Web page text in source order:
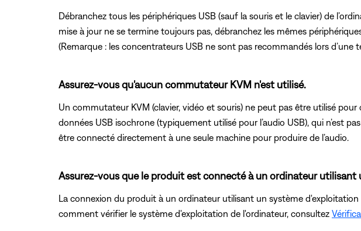
Débranchez tous les périphériques USB (sauf la souris et le clavier) de
mise à jour ne se termine toujours pas, débranchez les mêmes
(Remarque : les concentrateurs USB ne sont pas recommandés lors d’une
Assurez-vous qu'aucun commutateur KVM n'est utilisé.
Un commutateur KVM (clavier, vidéo et souris) ne peut pas être utilisé
données USB isochrone (typiquement utilisé pour l’audio USB), qui n’est
être connecté directement à une seule machine pour produire de l’audio.
Assurez-vous que le produit est connecté à un ordinateur utilisant
La connexion du produit à un ordinateur utilisant un système
comment vérifier le système d'exploitation de l'ordinateur, consultez